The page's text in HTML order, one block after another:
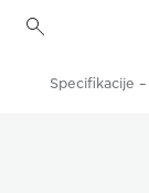
Specifikacije